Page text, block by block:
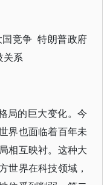
竞争 特朗普政府
关系
局的巨大变化。今
界也面临着百年未
相互映衬。这种大
世界在科技领域，